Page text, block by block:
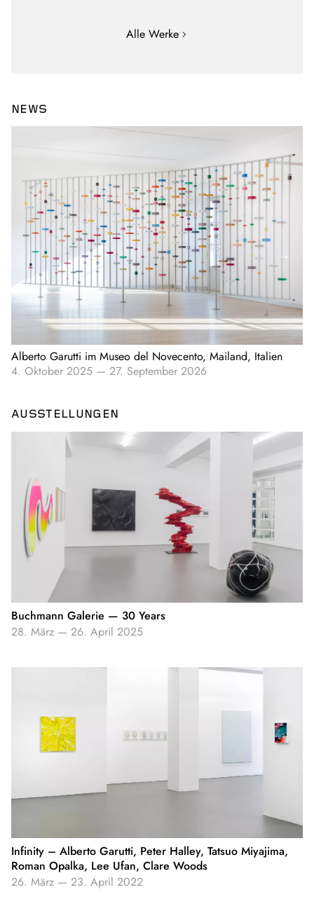
Alle Werke
NEWS
Alberto Garutti im Museo del Novecento, Mailand, Italien
4. Oktober 2025 — 27. September 2026
AUSSTELLUNGEN
Buchmann Galerie — 30 Years
28. März — 26. April 2025
Infinity – Alberto Garutti, Peter Halley, Tatsuo Miyajima,
Roman Opalka, Lee Ufan, Clare Woods
26. März — 23. April 2022